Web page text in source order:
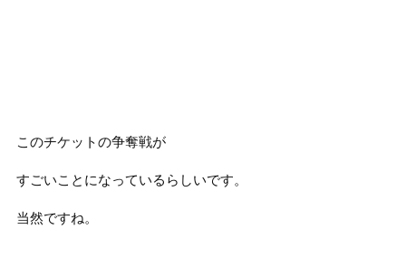
このチケットの争奪戦が
すごいことになっているらしいです。
当然ですね。